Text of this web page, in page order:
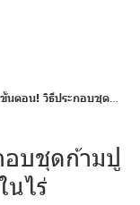
ระกอบชุดก้ามปูให้แน่น ทน ใช้งานได้จริงในไร่
บชุดก้ามปู
นไร่